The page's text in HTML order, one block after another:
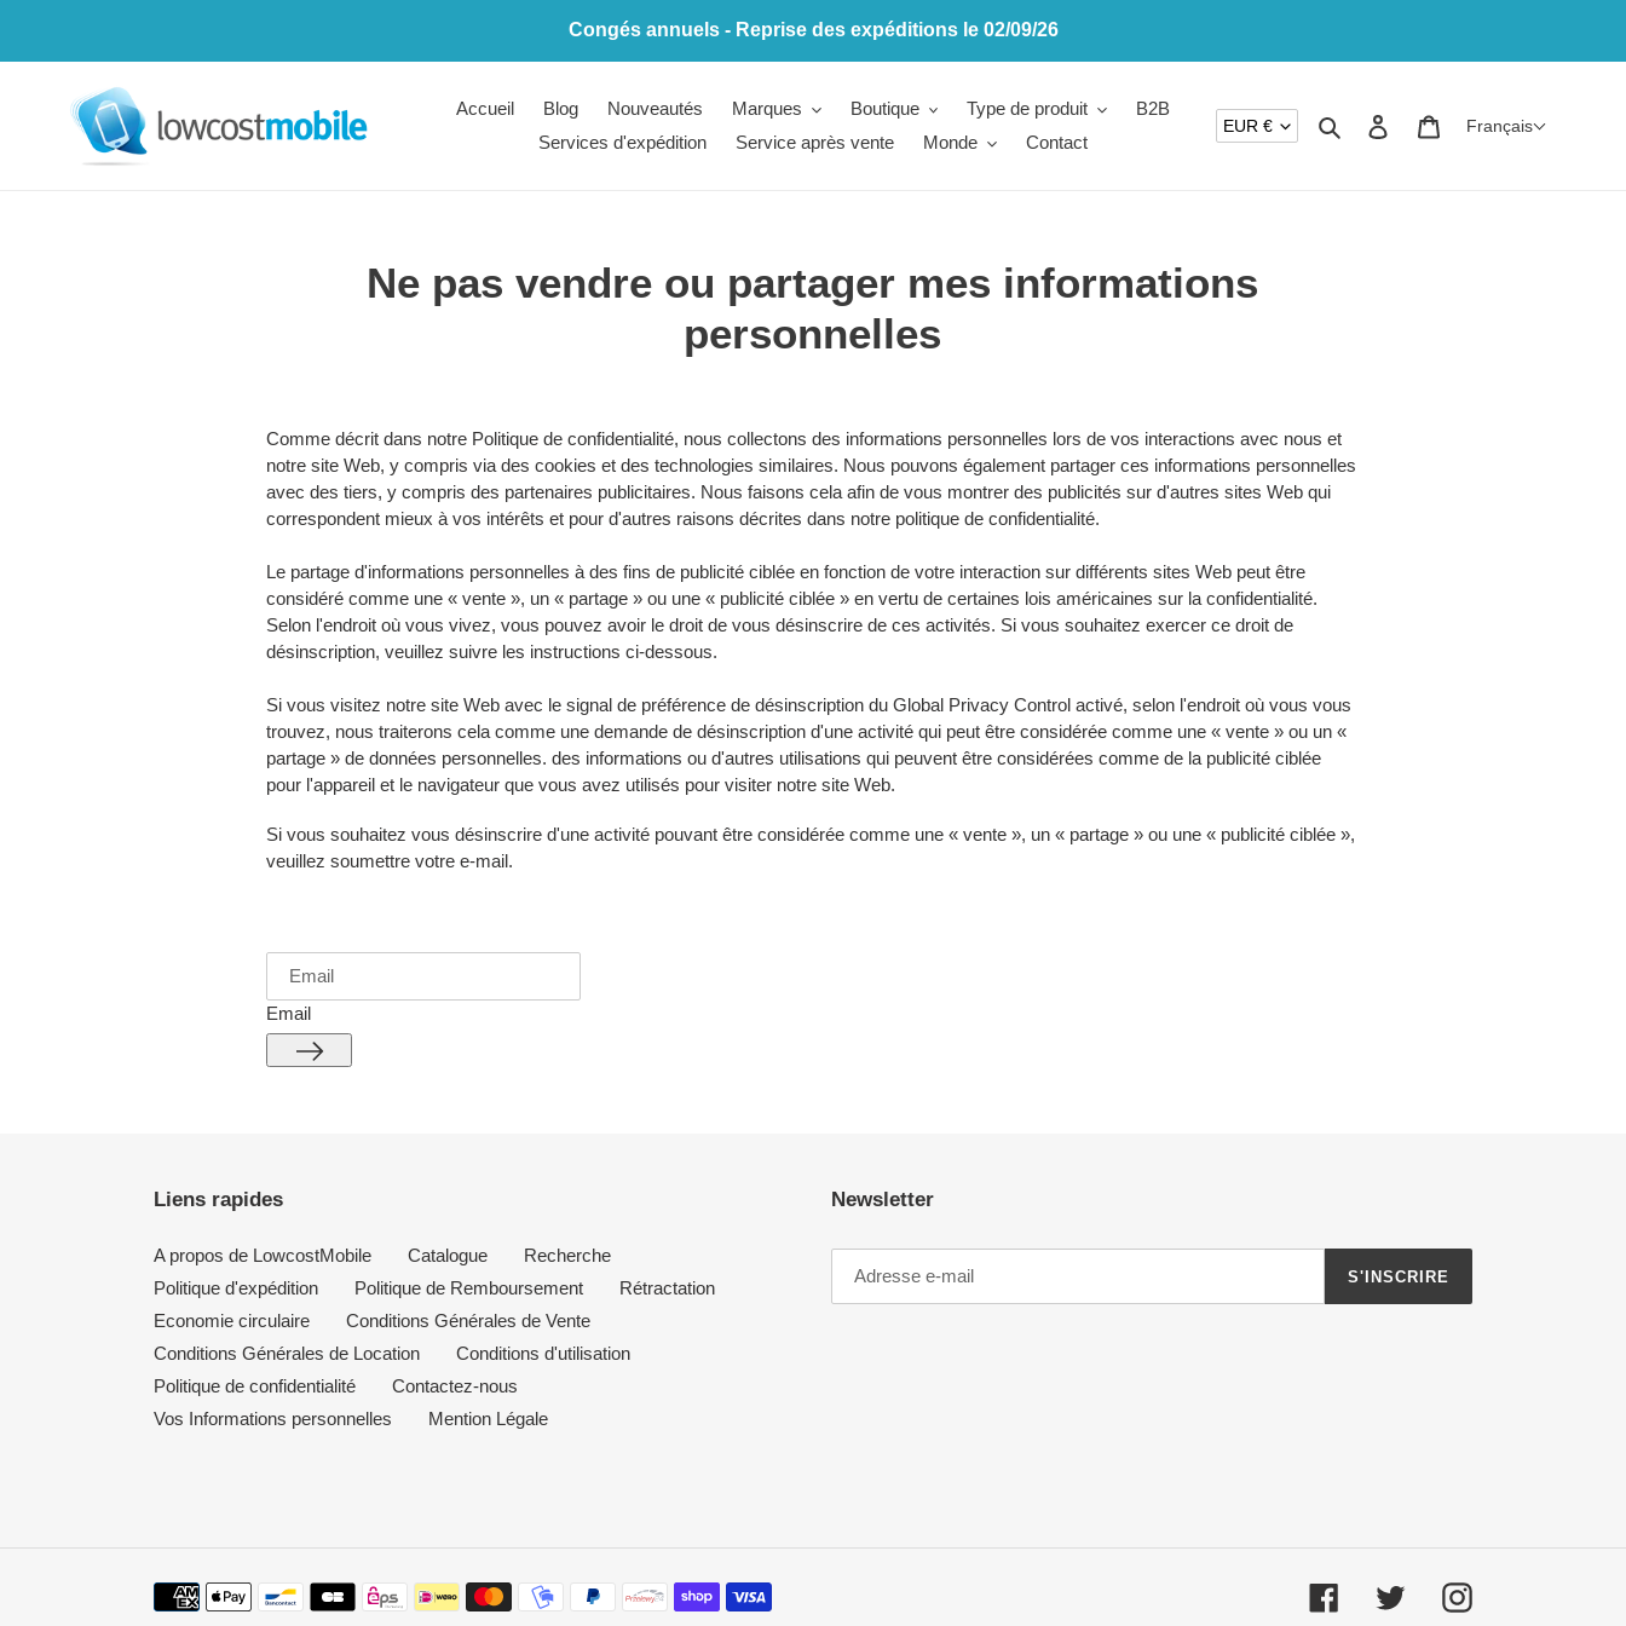
contenu
Congés annuels - Reprise des expéditions le 02/09/26
Accueil Blog Nouveautés Marques Boutique Type de produit
B2B
Services d'expédition
Service après vente Monde Contact
DEVISE
EUR € RechercherSe connecter
Panier
Français
Ne pas vendre ou partager mes informations
personnelles
Comme décrit dans notre Politique de confidentialité, nous collectons des informations personnelles lors de vos interactions avec nous et
notre site Web, y compris via des cookies et des technologies similaires. Nous pouvons également partager ces informations personnelles
avec des tiers, y compris des partenaires publicitaires. Nous faisons cela afin de vous montrer des publicités sur d'autres sites Web qui
correspondent mieux à vos intérêts et pour d'autres raisons décrites dans notre politique de confidentialité.
Le partage d'informations personnelles à des fins de publicité ciblée en fonction de votre interaction sur différents sites Web peut être
considéré comme une « vente », un « partage » ou une « publicité ciblée » en vertu de certaines lois américaines sur la confidentialité.
Selon l'endroit où vous vivez, vous pouvez avoir le droit de vous désinscrire de ces activités. Si vous souhaitez exercer ce droit de
désinscription, veuillez suivre les instructions ci-dessous.
Si vous visitez notre site Web avec le signal de préférence de désinscription du Global Privacy Control activé, selon l'endroit où vous vous
trouvez, nous traiterons cela comme une demande de désinscription d'une activité qui peut être considérée comme une « vente » ou un «
partage » de données personnelles. des informations ou d'autres utilisations qui peuvent être considérées comme de la publicité ciblée
pour l'appareil et le navigateur que vous avez utilisés pour visiter notre site Web.
Si vous souhaitez vous désinscrire d'une activité pouvant être considérée comme une « vente », un « partage » ou une « publicité ciblée »,
veuillez soumettre votre e-mail.
Email
Liens rapides
A propos de LowcostMobile Catalogue
Recherche
Politique d'expédition
Politique de Remboursement
Rétractation
Economie circulaire
Conditions Générales de Vente
Conditions Générales de Location
Conditions d'utilisation
Politique de confidentialité
Contactez-nous
Vos Informations personnelles
Mention Légale
Newsletter
S'INSCRIRE
Moyens
FacebookTwitter Instagram